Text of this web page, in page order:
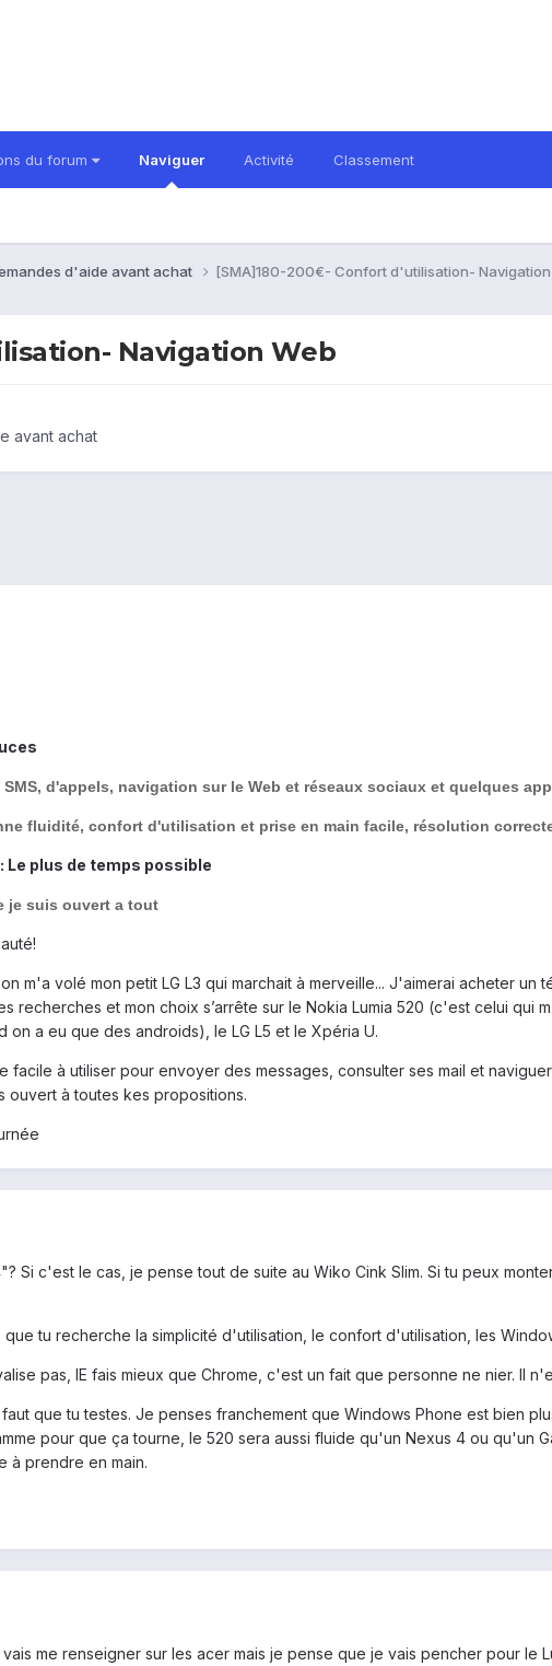
du forum Naviguer Activité Classement
d'aide avant achat [SMA]180-200€- Confort d'utilisation- Navigation
Navigation Web
avant achat
d'appels, navigation sur le Web et réseaux sociaux et quelques
fluidité, confort d'utilisation et prise en main facile, résolution
Le plus de temps possible
je suis ouvert a tout
m'a volé mon petit LG L3 qui marchait à merveille... J'aimerai acheter un
recherches et mon choix s’arrête sur le Nokia Lumia 520 (c'est celui qui
on a eu que des androids), le LG L5 et le Xpéria U.
facile à utiliser pour envoyer des messages, consulter ses mail et
ouvert à toutes kes propositions.
Si c'est le cas, je pense tout de suite au Wiko Cink Slim. Si tu peux
tu recherche la simplicité d'utilisation, le confort d'utilisation, les
pas, IE fais mieux que Chrome, c'est un fait que personne ne nier. Il
que tu testes. Je penses franchement que Windows Phone est bien
pour que ça tourne, le 520 sera aussi fluide qu'un Nexus 4 ou qu'un
à prendre en main.
me renseigner sur les acer mais je pense que je vais pencher pour